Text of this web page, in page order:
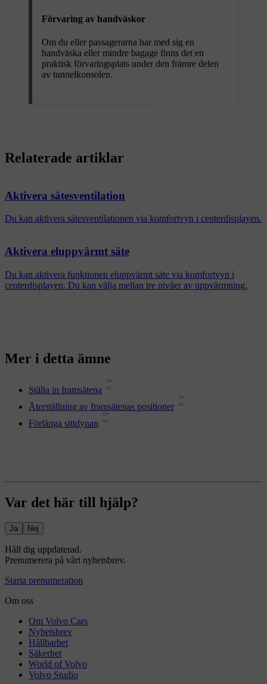
Förvaring av handväskor
Om du eller passagerarna har med sig en
handväska eller mindre bagage finns det en
praktisk förvaringsplats under den främre delen
av tunnelkonsolen.
Relaterade artiklar
Aktivera sätesventilation
Du kan aktivera sätesventilationen via komfortvyn i centerdisplayen.
Aktivera eluppvärmt säte
Du kan aktivera funktionen eluppvärmt säte via komfortvyn i
centerdisplayen. Du kan välja mellan tre nivåer av uppvärmning.
Mer i detta ämne
Ställa in framsätena
Återställning av framsätenas positioner
Förlänga sittdynan
Var det här till hjälp?
Ja Nej